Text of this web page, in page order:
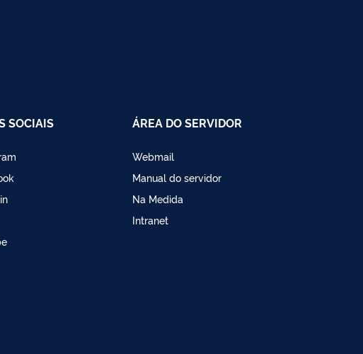
SOCIAIS ÁREA DO SERVIDOR
Webmail
Manual do servidor
Na Medida
Intranet